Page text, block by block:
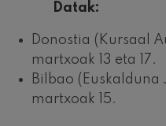
Datak:
Donostia (Kursaal
martxoak 13 eta 17.
Bilbao
martxoak 15.